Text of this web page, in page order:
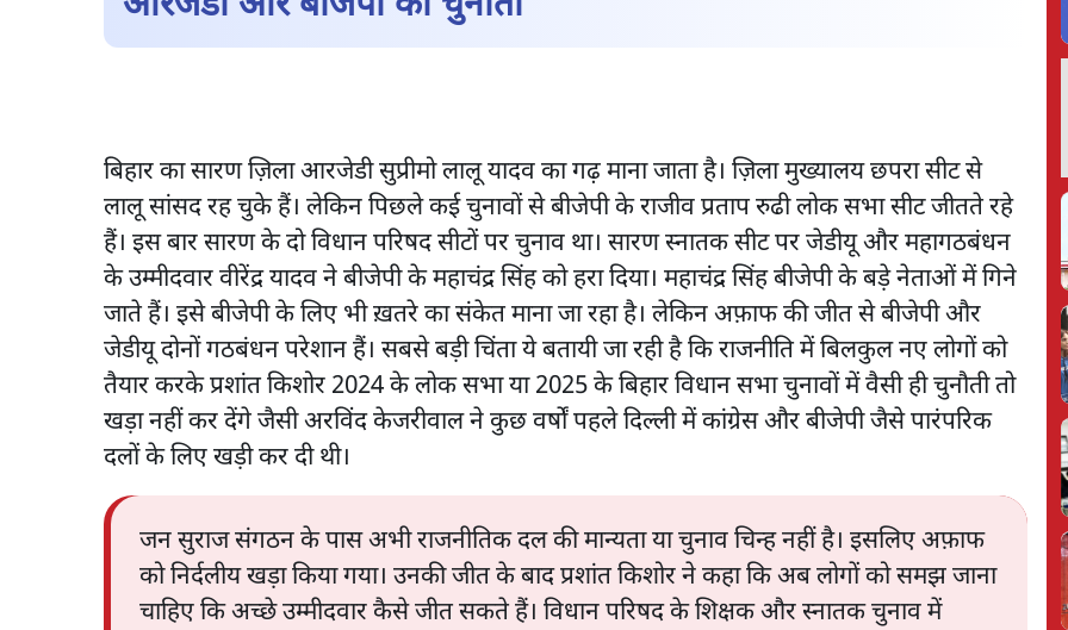
बिहार का सारण ज़िला आरजेडी सुप्रीमो लालू यादव का गढ़ माना जाता है। ज़िला मुख्यालय छपरा सीट से
लालू सांसद रह चुके हैं। लेकिन पिछले कई चुनावों से बीजेपी के राजीव प्रताप रुढी लोक सभा सीट जीतते रहे
हैं। इस बार सारण के दो विधान परिषद सीटों पर चुनाव था। सारण स्नातक सीट पर जेडीयू और महागठबंधन
के उम्मीदवार वीरेंद्र यादव ने बीजेपी के महाचंद्र सिंह को हरा दिया। महाचंद्र सिंह बीजेपी के बड़े नेताओं में गिने
जाते हैं। इसे बीजेपी के लिए भी ख़तरे का संकेत माना जा रहा है। लेकिन अफ़ाफ की जीत से बीजेपी और
जेडीयू दोनों गठबंधन परेशान हैं। सबसे बड़ी चिंता ये बतायी जा रही है कि राजनीति में बिलकुल नए लोगों को
तैयार करके प्रशांत किशोर 2024 के लोक सभा या 2025 के बिहार विधान सभा चुनावों में वैसी ही चुनौती तो
खड़ा नहीं कर देंगे जैसी अरविंद केजरीवाल ने कुछ वर्षों पहले दिल्ली में कांग्रेस और बीजेपी जैसे पारंपरिक
दलों के लिए खड़ी कर दी थी।
जन सुराज संगठन के पास अभी राजनीतिक दल की मान्यता या चुनाव चिन्ह नहीं है। इसलिए अफ़ाफ
को निर्दलीय खड़ा किया गया। उनकी जीत के बाद प्रशांत किशोर ने कहा कि अब लोगों को समझ जाना
चाहिए कि अच्छे उम्मीदवार कैसे जीत सकते हैं। विधान परिषद के शिक्षक और स्नातक चुनाव में